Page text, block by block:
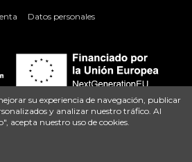
Datos personales
su experiencia de navegación, publicar
y analizar nuestro tráfico. Al
acepta nuestro uso de cookies.